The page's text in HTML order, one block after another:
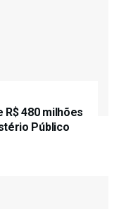
480 milhões
Público